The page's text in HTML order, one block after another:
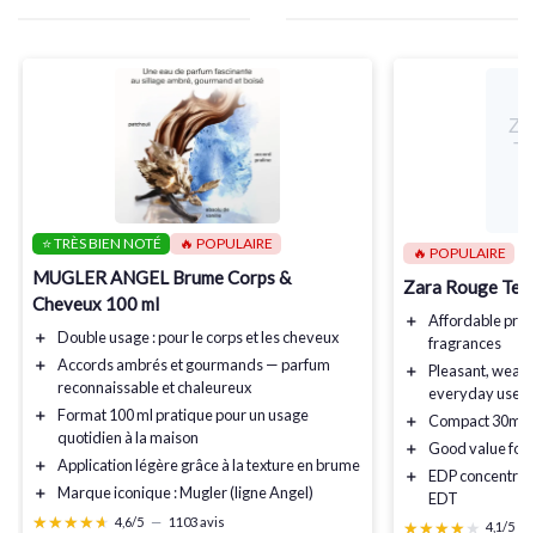
⭐ TRÈS BIEN NOTÉ 🔥 POPULAIRE
MUGLER ANGEL Brume Corps &
Cheveux 100 ml
＋ Double usage: pour le corps et les cheveux
＋
Accords ambrés et gourmands— parfum
reconnaissable et chaleureux
＋
Format 100 mlpratique pour un usage
quotidien à la maison
＋
Application légèregrâce à la texture en brume
＋
Marque iconique: Mugler (ligne Angel)
★★★★★
★★★★★ 4,6/5 — 1103 avis
🔥 POPULAIRE
Zara Rouge
＋ Affordable
fragrances
＋
Pleasant,
everyday use
＋
Compact 30ml
＋
Good valuefor
＋
EDP
EDT
★★★★★
★★★★★ 4,1/5